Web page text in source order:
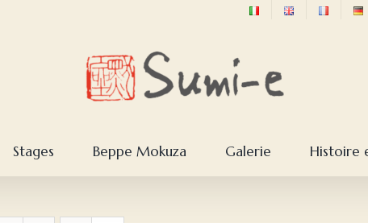
Stages Beppe Mokuza Galerie Histoire